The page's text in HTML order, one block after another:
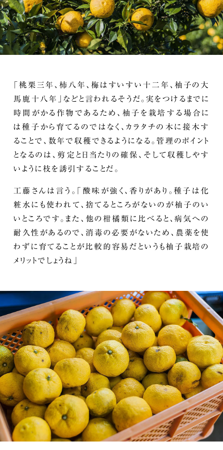
「桃栗三年、柿八年、梅はすいすい十二年、柚子の大
馬鹿十八年」などと言われるそうだ。実をつけるまでに
時間がかる作物であるため、柚子を栽培する場合に
は種子から育てるのではなく、カラタチの木に接木す
ることで、数年で収穫できるようになる。管理のポイント
となるのは、剪定と日当たりの確保、そして収穫しやす
いように枝を誘引することだ。
工藤さんは言う。「酸味が強く、香りがあり。種子は化
粧水にも使われて、捨てるところがないのが柚子のい
いところです。また、他の柑橘類に比べると、病気への
耐久性があるので、消毒の必要がないため、農薬を使
わずに育てることが比較的容易だというも柚子栽培の
メリットでしょうね」